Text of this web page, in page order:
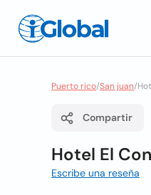
Puerto rico/San juan/
Compartir
Hotel El
Escribe una reseña